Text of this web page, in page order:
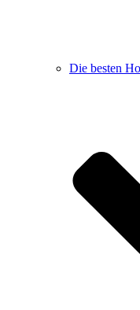
Die besten